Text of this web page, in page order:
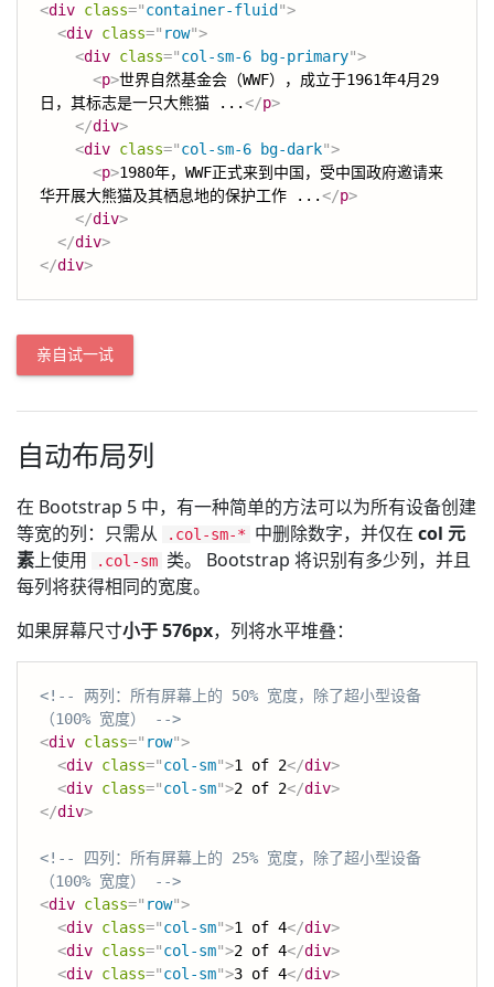
<div class="container-fluid ">
<div class=" row">
<div class="col-sm-6 bg-primary">
<p>世界自然基金会（WWF），成立于1961年4月29
日，其标志是一只大熊猫 ...</p>
</div>
<div class="col-sm-6 bg-dark">
<p>1980年，WWF正式来到中国，受中国政府邀请来
华开展大熊猫及其栖息地的保护工作 ...</p>
</div>
</div>
</div>
亲自试一试
自动布局列
在 Bootstrap 5 中，有一种简单的方法可以为所有设备创建
等宽的列：只需从
.col-sm-* 中删除数字，并仅在 col 元
素上使用 .col-sm 类。 Bootstrap 将识别有多少列，并且
每列将获得相同的宽度。
如果屏幕尺寸小于 576px，列将水平堆叠：
<!-- 两列：所有屏幕上的 50% 宽度，除了超小型设备
（100% 宽度） -->
<div class=" row">
<div class="col-sm">1 of 2</div>
<div class="col-sm">2 of 2</div>
</div>
<!-- 四列：所有屏幕上的 25% 宽度，除了超小型设备
（100% 宽度） -->
<div class=" row">
<div class="col-sm">1 of 4</div>
<div class="col-sm">2 of 4</div>
<div class="col-sm">3 of 4</div>